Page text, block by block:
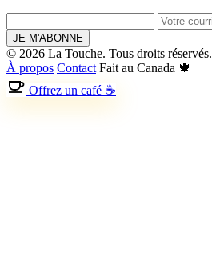
JE M'ABONNE
© 2026 La Touche. Tous droits réservés.
À propos Contact Fait au Canada 🍁
Offrez un café ☕